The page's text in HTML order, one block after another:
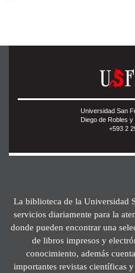
Universidad San
Diego de Robles
+593 2
La biblioteca de la Universidad
servicios diariamente para la
donde pueden encontrar una
de libros impresos y
conocimiento, además
importantes revistas científicas